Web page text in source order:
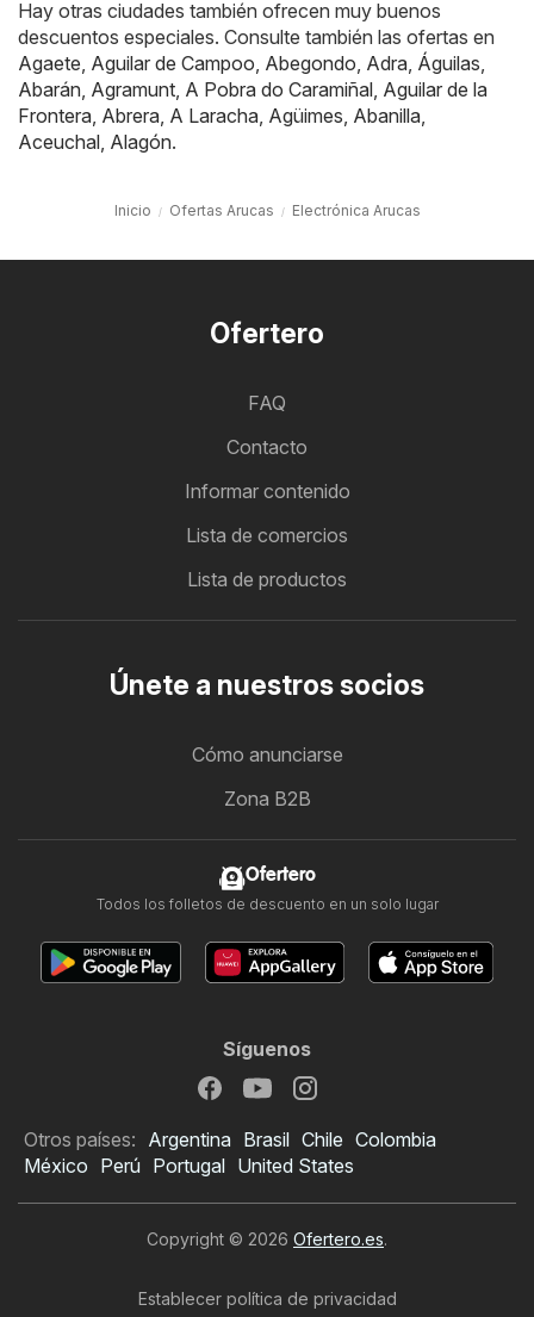
Hay otras ciudades también ofrecen muy buenos
descuentos especiales. Consulte también las ofertas en
Agaete, Aguilar de Campoo, Abegondo, Adra, Águilas,
Abarán, Agramunt, A Pobra do Caramiñal, Aguilar de la
Frontera, Abrera, A Laracha, Agüimes, Abanilla,
Aceuchal, Alagón.
Inicio Ofertas Arucas Electrónica Arucas
Ofertero
FAQ
Contacto
Informar contenido
Lista de comercios
Lista de productos
Únete a nuestros socios
Cómo anunciarse
Zona B2B
Ofertero
Todos los folletos de descuento en un solo lugar
Síguenos
Otros países: Argentina Brasil Chile Colombia
México Perú Portugal United States
Copyright © 2026 Ofertero.es.
Establecer política de privacidad